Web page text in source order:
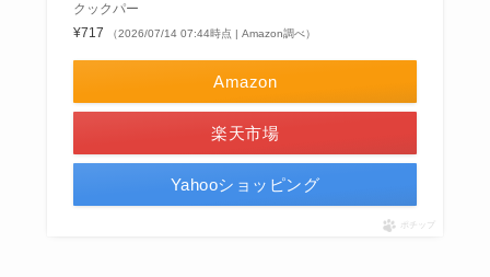
クックパー
¥717
（2026/07/14 07:44時点 | Amazon調べ）
Amazon
楽天市場
Yahooショッピング
ポチップ